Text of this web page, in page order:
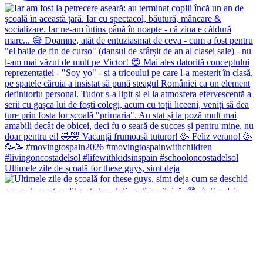
Ultimele zile de școală for these guys, simt deja